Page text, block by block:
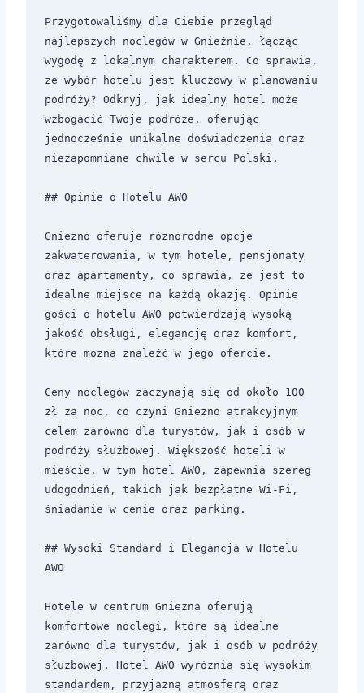
Przygotowaliśmy dla Ciebie przegląd
najlepszych noclegów w Gnieźnie, łącząc
wygodę z lokalnym charakterem. Co sprawia,
że wybór hotelu jest kluczowy w planowaniu
podróży? Odkryj, jak idealny hotel może
wzbogacić Twoje podróże, oferując
jednocześnie unikalne doświadczenia oraz
niezapomniane chwile w sercu Polski.
## Opinie o Hotelu AWO
Gniezno oferuje różnorodne opcje
zakwaterowania, w tym hotele, pensjonaty
oraz apartamenty, co sprawia, że jest to
idealne miejsce na każdą okazję. Opinie
gości o hotelu AWO potwierdzają wysoką
jakość obsługi, elegancję oraz komfort,
które można znaleźć w jego ofercie.
Ceny noclegów zaczynają się od około 100
zł za noc, co czyni Gniezno atrakcyjnym
celem zarówno dla turystów, jak i osób w
podróży służbowej. Większość hoteli w
mieście, w tym hotel AWO, zapewnia szereg
udogodnień, takich jak bezpłatne Wi-Fi,
śniadanie w cenie oraz parking.
## Wysoki Standard i Elegancja w Hotelu
AWO
Hotele w centrum Gniezna oferują
komfortowe noclegi, które są idealne
zarówno dla turystów, jak i osób w podróży
służbowej. Hotel AWO wyróżnia się wysokim
standardem, przyjazną atmosferą oraz